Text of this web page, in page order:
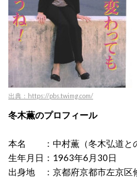
出典：https://pbs.twimg.com/
冬木薫のプロフィール
本名 ：中村薫（冬木弘道との
生年月日：1963年6月30日
出身地 ：京都府京都市左京区